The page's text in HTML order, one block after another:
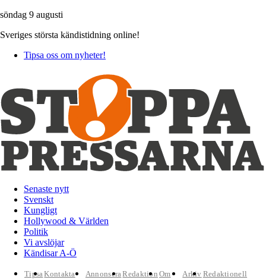
söndag 9 augusti
Sveriges största kändistidning online!
Tipsa oss om nyheter!
Senaste nytt
Svenskt
Kungligt
Hollywood & Världen
Politik
Vi avslöjar
Kändisar A-Ö
TipsaKontakta
AnnonseraRedaktion Om
Arkiv Redaktionell